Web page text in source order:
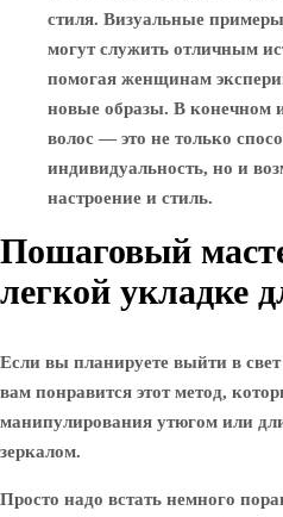
стиля. Визуальные
могут служить отличным
помогая женщинам
новые образы. В конечном
волос — это не только
индивидуальность, но и
настроение и стиль.
Пошаговый
легкой укладке
Если вы планируете выйти в
вам понравится этот метод,
манипулирования утюгом или
зеркалом.
Просто надо встать немного